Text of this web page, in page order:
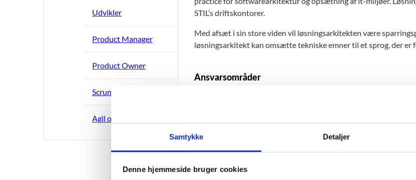
Samtykke Detaljer
Denne hjemmeside bruger cookies
Udvikler
Product Manager
Product Owner
Scrum Master
Agil ordbog i STIL
STIL’s driftskontorer.
Med afsæt i sin store viden vil løsningsarkitekten være
løsningsarkitekt kan omsætte tekniske emner til et sprog, der er
Ansvarsområder
Have indgående kendskab til løsningen i sin helhed og sikre,
Indtænke genbrug af komponenter og data, herunder
Udarbejde best practice retningslinjer for udvikling og er
Sikre, at arkitekturforbedringer hænger sammen med